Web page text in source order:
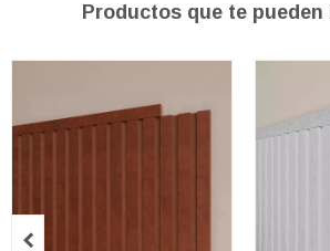
Productos que te
